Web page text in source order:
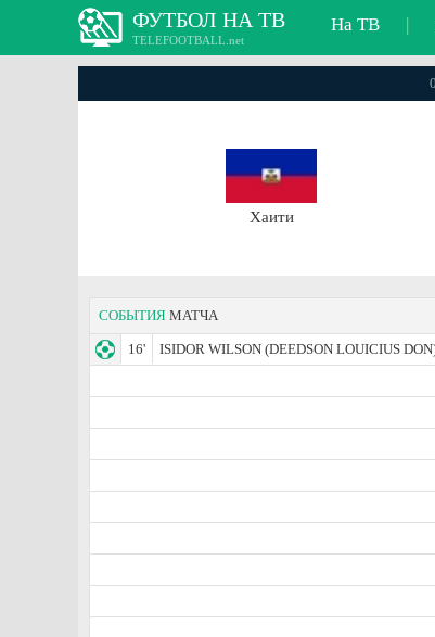
ФУТБОЛ НА ТВ
TELEFOOTBALL.net
На ТВ |
Хаити
СОБЫТИЯ МАТЧА
16'
ISIDOR WILSON (DEEDSON LOUICIUS